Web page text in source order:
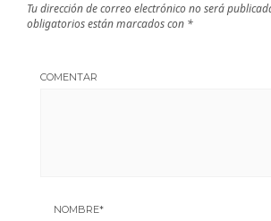
Tu dirección de correo electrónico no será
obligatorios están marcados con *
COMENTAR
NOMBRE*